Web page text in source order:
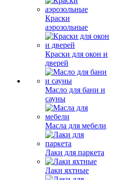
Краски
аэрозольные
Краски для окон и
дверей
Масло для бани и
сауны
Масла для мебели
Лаки для паркета
Лаки яхтные